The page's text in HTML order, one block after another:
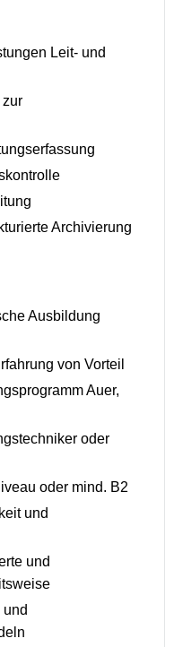
Leit- und
Archivierung
Ausbildung
von Vorteil
Auer,
oder
oder mind. B2
und
und